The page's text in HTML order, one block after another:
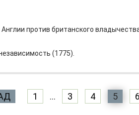
против британского
(1775).
1 ... 3 4 5 6